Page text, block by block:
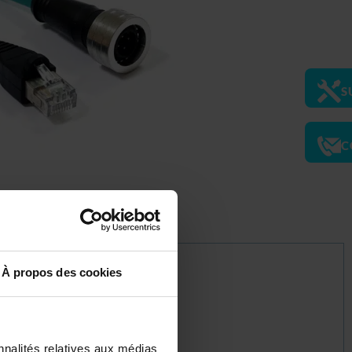
À propos des cookies
relatives aux médias